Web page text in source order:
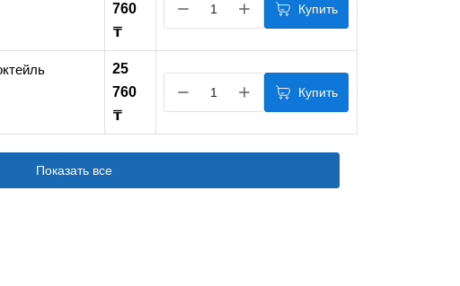
760
₸
Купить
25
760
₸
Купить
Показать все